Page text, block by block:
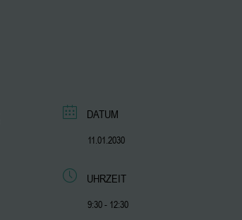
DATUM
11.01.2030
UHRZEIT
9:30 - 12:30